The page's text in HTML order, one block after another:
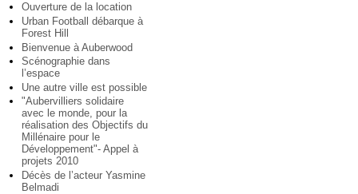
Ouverture de la location
Urban Football débarque à
Forest Hill
Bienvenue à Auberwood
Scénographie dans
l’espace
Une autre ville est possible
"Aubervilliers solidaire
avec le monde, pour la
réalisation des Objectifs du
Millénaire pour le
Développement"- Appel à
projets 2010
Décès de l’acteur Yasmine
Belmadi